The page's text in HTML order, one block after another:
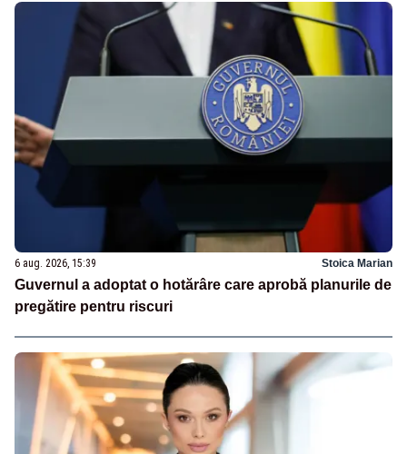
6 aug. 2026, 15:39 Stoica Marian
Guvernul a adoptat o hotărâre care aprobă planurile de
pregătire pentru riscuri